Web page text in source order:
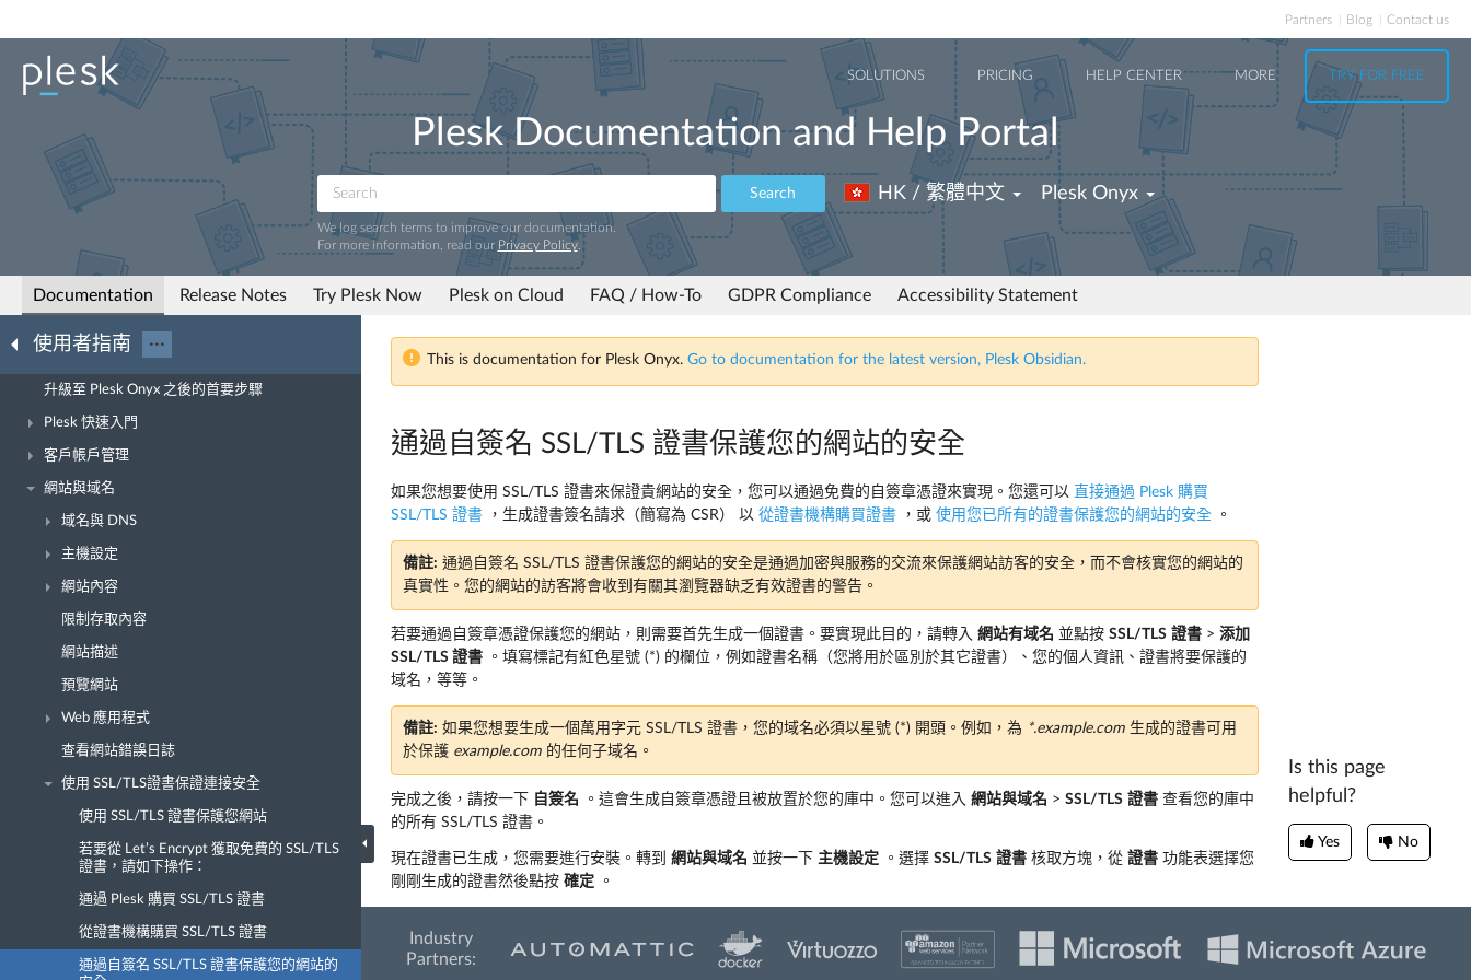
Partners Blog Contact us
SOLUTIONS PRICING HELP CENTER MORE TRY FOR FREE
Plesk Documentation and Help Portal
Search
We log search terms to improve our documentation.
For more information, read our Privacy Policy.
HK / 繁體中文 Plesk Onyx
Documentation Release Notes Try Plesk Now Plesk on Cloud FAQ / How-To GDPR Compliance Accessibility Statement
使用者指南 ···
升級至 Plesk Onyx 之後的首要步驟
Plesk 快速入門
客戶帳戶管理
網站與域名
域名與 DNS
主機設定
網站內容
限制存取內容
網站描述
預覽網站
Web 應用程式
查看網站錯誤日誌
使用 SSL/TLS證書保證連接安全
使用 SSL/TLS 證書保護您網站
若要從 Let’s Encrypt 獲取免費的 SSL/TLS
證書，請如下操作：
通過 Plesk 購買 SSL/TLS 證書
從證書機構購買 SSL/TLS 證書
通過自簽名 SSL/TLS 證書保護您的網站的
This is documentation for Plesk Onyx. Go to documentation for the latest version, Plesk Obsidian.
通過自簽名 SSL/TLS 證書保護您的網站的安全
如果您想要使用 SSL/TLS 證書來保證貴網站的安全，您可以通過免費的自簽章憑證來實現。您還可以 直接通過 Plesk 購買
SSL/TLS 證書 ，生成證書簽名請求（簡寫為 CSR） 以 從證書機構購買證書 ，或 使用您已所有的證書保護您的網站的安全 。
備註: 通過自簽名 SSL/TLS 證書保護您的網站的安全是通過加密與服務的交流來保護網站訪客的安全，而不會核實您的網站的
真實性。您的網站的訪客將會收到有關其瀏覽器缺乏有效證書的警告。
若要通過自簽章憑證保護您的網站，則需要首先生成一個證書。要實現此目的，請轉入 網站有域名 並點按 SSL/TLS 證書 > 添加
SSL/TLS 證書 。填寫標記有紅色星號 (*) 的欄位，例如證書名稱（您將用於區別於其它證書）、您的個人資訊、證書將要保護的
域名，等等。
備註: 如果您想要生成一個萬用字元 SSL/TLS 證書，您的域名必須以星號 (*) 開頭。例如，為 *.example.com 生成的證書可用
於保護 example.com 的任何子域名。
完成之後，請按一下 自簽名 。這會生成自簽章憑證且被放置於您的庫中。您可以進入 網站與域名 > SSL/TLS 證書 查看您的庫中
的所有 SSL/TLS 證書。
現在證書已生成，您需要進行安裝。轉到 網站與域名 並按一下 主機設定 。選擇 SSL/TLS 證書 核取方塊，從 證書 功能表選擇您
剛剛生成的證書然後點按 確定 。
Is this page
helpful?
Yes No
Industry
Partners: